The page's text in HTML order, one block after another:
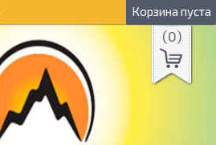
Корзина пуста
(0)